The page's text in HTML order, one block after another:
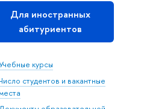
Для иностранных
абитуриентов
курсы
студентов и вакантные